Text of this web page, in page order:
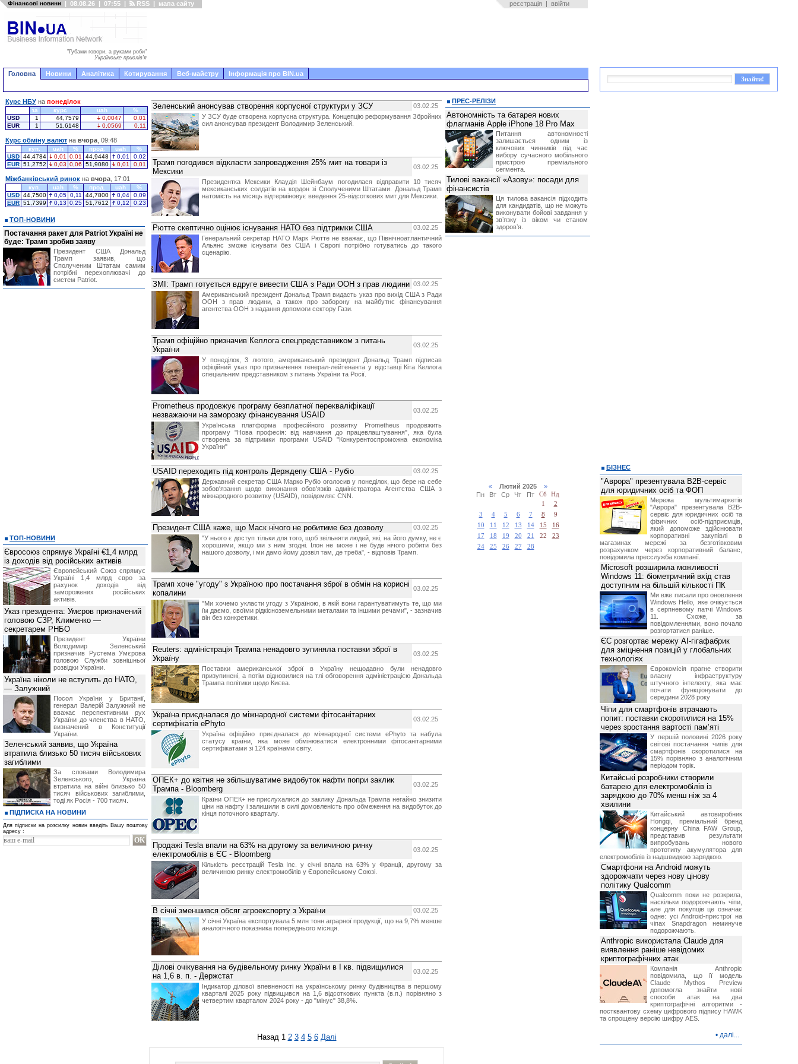
Фінансові новини | 08.08.26 | 07:55 | RSS | мапа сайту реєстрація | ввійти
"Губами говори, а руками роби"
Українське прислів'я
Головна Новини Аналітика Котирування Веб-майстру Інформація про BIN.ua
Зеленський анонсував створення корпусної структури у ЗСУ
03.02.25
У ЗСУ буде створена корпусна структура. Концепцію реформування Збройних
сил анонсував президент Володимир Зеленський.
Трамп погодився відкласти запровадження 25% мит на товари із
Мексики
03.02.25
Президентка Мексики Клаудія Шейнбаум погодилася відправити 10 тисяч
мексиканських солдатів на кордон зі Сполученими Штатами. Дональд Трамп
натомість на місяць відтерміновує введення 25-відсоткових мит для Мексики.
Рютте скептично оцінює існування НАТО без підтримки США
03.02.25
Генеральний секретар НАТО Марк Рютте не вважає, що Північноатлантичний
Альянс зможе існувати без США і Європі потрібно готуватись до такого
сценарію.
ЗМІ: Трамп готується вдруге вивести США з Ради ООН з прав людини 03.02.25
Американський президент Дональд Трамп видасть указ про вихід США з Ради
ООН з прав людини, а також про заборону на майбутнє фінансування
агентства ООН з надання допомоги сектору Гази.
Трамп офіційно призначив Келлога спецпредставником з питань
України
03.02.25
У понеділок, 3 лютого, американський президент Дональд Трамп підписав
офіційний указ про призначення генерал-лейтенанта у відставці Кіта Келлога
спеціальним представником з питань України та Росії.
Prometheus продовжує програму безплатної перекваліфікації
незважаючи на заморозку фінансування USAID
03.02.25
Українська платформа професійного розвитку Prometheus продовжить
програму "Нова професія: від навчання до працевлаштування", яка була
створена за підтримки програми USAID "Конкурентоспроможна економіка
України"
USAID переходить під контроль Держдепу США - Рубіо
03.02.25
Державний секретар США Марко Рубіо оголосив у понеділок, що бере на себе
зобов'язання щодо виконання обов'язків адміністратора Агентства США з
міжнародного розвитку (USAID), повідомляє CNN.
Президент США каже, що Маск нічого не робитиме без дозволу
03.02.25
"У нього є доступ тільки для того, щоб звільняти людей, які, на його думку, не є
хорошими, якщо ми з ним згодні. Ілон не може і не буде нічого робити без
нашого дозволу, і ми дамо йому дозвіл там, де треба", - відповів Трамп.
Трамп хоче "угоду" з Україною про постачання зброї в обмін на корисні
копалини
03.02.25
"Ми хочемо укласти угоду з Україною, в якій вони гарантуватимуть те, що ми
їм даємо, своїми рідкісноземельними металами та іншими речами", - зазначив
він без конкретики.
Reuters: адміністрація Трампа ненадовго зупиняла поставки зброї в
Україну
03.02.25
Поставки американської зброї в Україну нещодавно були ненадовго
призупинені, а потім відновилися на тлі обговорення адміністрацією Дональда
Трампа політики щодо Києва.
Україна приєдналася до міжнародної системи фітосанітарних
сертифікатів ePhyto
03.02.25
Україна офіційно приєдналася до міжнародної системи ePhyto та набула
статусу країни, яка може обмінюватися електронними фітосанітарними
сертифікатами зі 124 країнами світу.
ОПЕК+ до квітня не збільшуватиме видобуток нафти попри заклик
Трампа - Bloomberg
03.02.25
Країни ОПЕК+ не прислухалися до заклику Дональда Трампа негайно знизити
ціни на нафту і залишили в силі домовленість про обмеження на видобуток до
кінця поточного кварталу.
Продажі Tesla впали на 63% на другому за величиною ринку
електромобілів в ЄС - Bloomberg
03.02.25
Кількість реєстрацій Tesla Inc. у січні впала на 63% у Франції, другому за
величиною ринку електромобілів у Європейському Союзі.
В січні зменшився обсяг агроекспорту з України
03.02.25
У січні Україна експортувала 5 млн тонн аграрної продукції, що на 9,7% менше
аналогічного показника попереднього місяця.
Ділові очікування на будівельному ринку України в I кв. підвищилися
на 1,6 в. п. - Держстат
03.02.25
Індикатор ділової впевненості на українському ринку будівництва в першому
кварталі 2025 року підвищився на 1,6 відсоткових пункта (в.п.) порівняно з
четвертим кварталом 2024 року - до "мінус" 38,8%.
Назад 1 2 3 4 5 6 Далі
Курс НБУ на понеділок
за курс uah
%
USD
1 44,7579 0,0047
0,01
EUR
1 51,6148 0,0569 0,11
Курс обміну валют на вчора , 09:48
куп. uah % прод. uah
%
USD 44,4784 0,01 0,01 44,9448 0,01
0,02
EUR 51,2752 0,03 0,06 51,9080 0,01 0,01
Міжбанківський ринок на вчора , 17:01
куп. uah % прод. uah
%
USD 44,7500 0,05 0,11 44,7800 0,04
0,09
EUR 51,7399 0,13 0,25 51,7612 0,12 0,23
ТОП-НОВИНИ
Постачання ракет для Patriot Україні не
буде: Трамп зробив заяву
Президент США Дональд
Трамп заявив, що
Сполученим Штатам самим
потрібні перехоплювачі до
систем Patriot.
ТОП-НОВИНИ
Євросоюз спрямує Україні €1,4 млрд
із доходів від російських активів
Європейський Союз спрямує
Україні 1,4 млрд євро за
рахунок доходів від
заморожених російських
активів.
Указ президента: Умєров призначений
головою СЗР, Клименко —
секретарем РНБО
Президент України
Володимир Зеленський
призначив Pустема Умєрова
головою Служби зовнішньої
розвідки України.
Україна ніколи не вступить до НАТО,
— Залужний
Посол України у Британії,
генерал Валерій Залужний не
вважає перспективним рух
України до членства в НАТО,
визначений в Конституції
України.
Зеленський заявив, що Україна
втратила близько 50 тисяч військових
загиблими
За словами Володимира
Зеленського, Україна
втратила на війні близько 50
тисяч військових загиблими,
тоді як Росія - 700 тисяч.
ПІДПИСКА НА НОВИНИ
Для підписки на розсилку новин введіть Вашу поштову
адресу :
ПРЕС-РЕЛІЗИ
Автономність та батарея нових
флагманів Apple iPhone 18 Pro Max
Питання автономності
залишається одним із
ключових чинників під час
вибору сучасного мобільного
пристрою преміального
сегмента.
Тилові вакансії «Азову»: посади для
фінансистів
Ця тилова вакансія підходить
для кандидатів, що не можуть
виконувати бойові завдання у
звʼязку із віком чи станом
здоровʼя.
«Лютий 2025 »
Пн
Вт Ср Чт Пт Сб
Нд
1
2
3
4 5 6 7 8
9
10
11 12 13 14 15
16
17
18 19 20 21 22
23
24
25 26 27 28
БІЗНЕС
"Аврора" презентувала B2B-сервіс
для юридичних осіб та ФОП
Мережа мультимаркетів
"Аврора" презентувала B2B-
сервіс для юридичних осіб та
фізичних осіб-підприємців,
який допоможе здійснювати
корпоративні закупівлі в
магазинах мережі за безготівковим
розрахунком через корпоративний баланс,
повідомила пресслужба компанії.
Microsoft розширила можливості
Windows 11: біометричний вхід став
доступним на більшій кількості ПК
Ми вже писали про оновлення
Windows Hello, яке очікується
в серпневому патчі Windows
11. Схоже, за
повідомленнями, воно почало
розгортатися раніше.
ЄС розгортає мережу AI-гігафабрик
для зміцнення позицій у глобальних
технологіях
Єврокомісія прагне створити
власну інфраструктуру
штучного інтелекту, яка має
почати функціонувати до
середини 2028 року
Чіпи для смартфонів втрачають
попит: поставки скоротилися на 15%
через зростання вартості пам’яті
У першій половині 2026 року
світові постачання чипів для
смартфонів скоротилися на
15% порівняно з аналогічним
періодом торік.
Китайські розробники створили
батарею для електромобілів із
зарядкою до 70% менш ніж за 4
хвилини
Китайський автовиробник
Hongqi, преміальний бренд
концерну China FAW Group,
представив результати
випробувань нового
прототипу акумулятора для
електромобілів із надшвидкою зарядкою.
Смартфони на Android можуть
здорожчати через нову цінову
політику Qualcomm
Qualcomm поки не розкрила,
наскільки подорожчають чіпи,
але для покупців це означає
одне: усі Android-пристрої на
чіпах Snapdragon неминуче
подорожчають.
Anthropic використала Claude для
виявлення раніше невідомих
криптографічних атак
Компанія Anthropic
повідомила, що її модель
Claude Mythos Preview
допомогла знайти нові
способи атак на два
криптографічні алгоритми -
постквантову схему цифрового підпису HAWK
та спрощену версію шифру AES.
• далі...